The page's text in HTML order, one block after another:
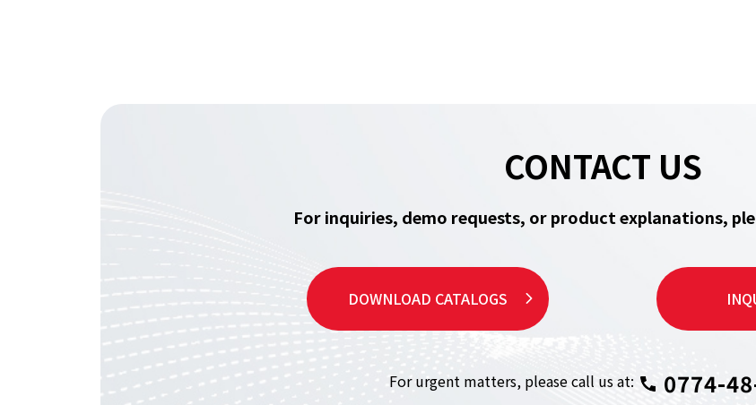
CONTACT US
For inquiries, demo requests, or product explanations,
DOWNLOAD CATALOGS
For urgent matters, please call us at: 0774-